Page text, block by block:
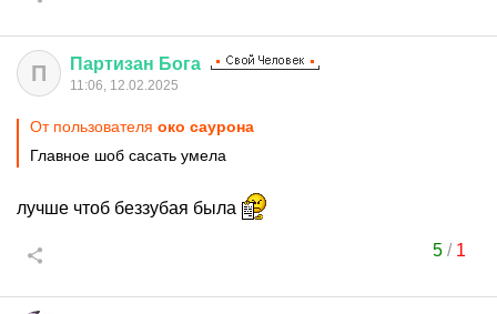
П Партизан Бога
11:06, 12.02.2025
От пользователя око саурона
Главное шоб сасать умела
лучше чтоб беззубая была
5/ 1